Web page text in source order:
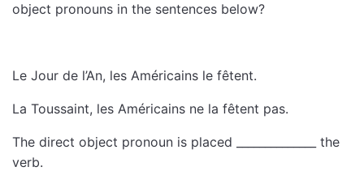
object pronouns in the sentences below?
Le Jour de l’An, les Américains le fêtent.
La Toussaint, les Américains ne la fêtent pas.
The direct object pronoun is placed ______________ the
verb.